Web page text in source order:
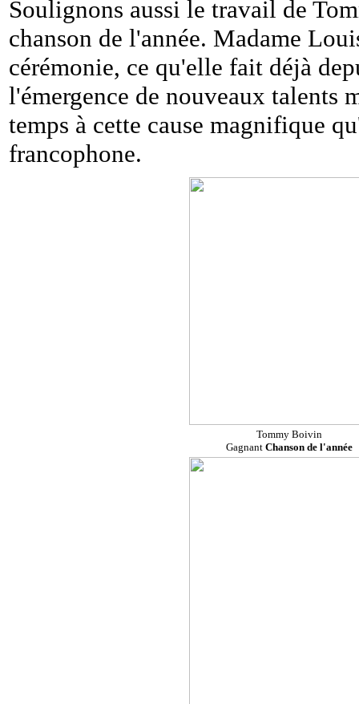
Soulignons aussi le travail de
chanson de l'année. Madame
cérémonie, ce qu'elle fait déjà
l'émergence de nouveaux talents
temps à cette cause magnifique
francophone.
Tommy Boivin
Gagnant Chanson de l'année